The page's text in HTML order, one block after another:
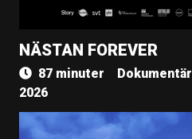
NÄSTAN FOREVER
87 minuter Dokumentär
2026